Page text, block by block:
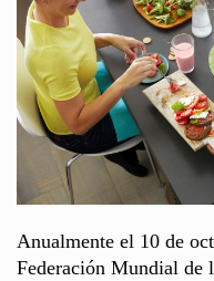
Anualmente el 10 de
Federación Mundial de